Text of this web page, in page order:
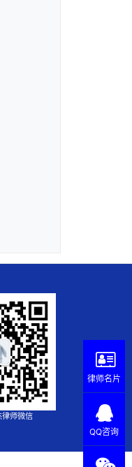
律师微信
律师名片
QQ咨询